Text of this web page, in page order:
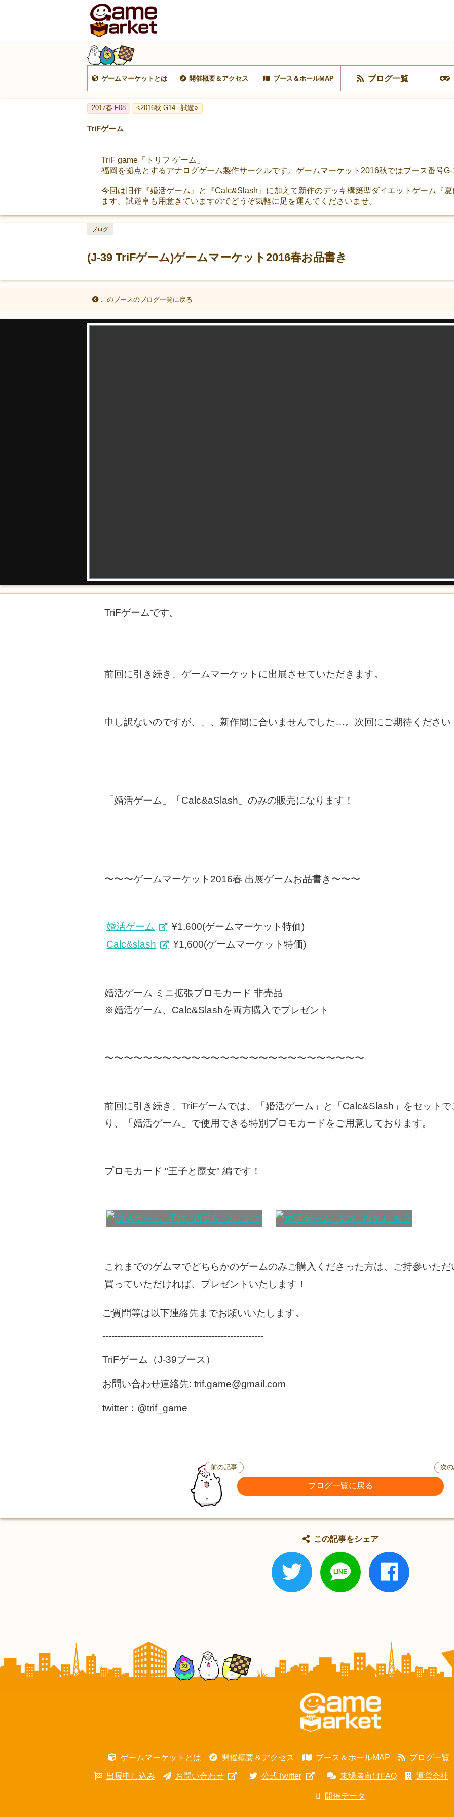
ゲームマーケットとは 開催概要＆アクセス ブース＆ホールMAP ブログ一覧
2017春 F08 <2016秋 G14 試遊○
TriFゲーム
TriF game「トリフ ゲーム」
福岡を拠点とするアナログゲーム製作サークルです。ゲームマーケット2016秋ではブース番号
今回は旧作『婚活ゲーム』と『Calc&Slash』に加えて新作のデッキ構築型ダイエットゲーム『
ます。試遊卓も用意きていますのでどうぞ気軽に足を運んでくださいませ。
(J-39 TriFゲーム)ゲームマーケット2016春お品書き
ブログ
このブースのブログ一覧に戻る
TriFゲームです。
前回に引き続き、ゲームマーケットに出展させていただきます。
申し訳ないのですが、、、新作間に合いませんでした…。次回にご期待ください
「婚活ゲーム」「Calc&aSlash」のみの販売になります！
〜〜〜ゲームマーケット2016春 出展ゲームお品書き〜〜〜
婚活ゲーム
¥1,600(ゲームマーケット特価)
Calc&slash
¥1,600(ゲームマーケット特価)
婚活ゲーム ミニ拡張プロモカード 非売品
※婚活ゲーム、Calc&Slashを両方購入でプレゼント
〜〜〜〜〜〜〜〜〜〜〜〜〜〜〜〜〜〜〜〜〜〜〜〜〜〜〜
前回に引き続き、TriFゲームでは、「婚活ゲーム」と「Calc&Slash」をセット
り、「婚活ゲーム」で使用できる特別プロモカードをご用意しております。
プロモカード "王子と魔女" 編です！
これまでのゲムマでどちらかのゲームのみご購入くださった方は、ご持参いた
買っていただければ、プレゼントいたします！
ご質問等は以下連絡先までお願いいたします。
-----------------------------------------------------
TriFゲーム（J-39ブース）
お問い合わせ連絡先: trif.game@gmail.com
twitter：@trif_game
前の記事
ブログ一覧に戻る
次
この記事をシェア
ゲームマーケットとは 開催概要＆アクセス ブース＆ホールMAP ブログ一覧
出展申し込み お問い合わせ 公式Twitter 来場者向けFAQ 運営会社
開催データ